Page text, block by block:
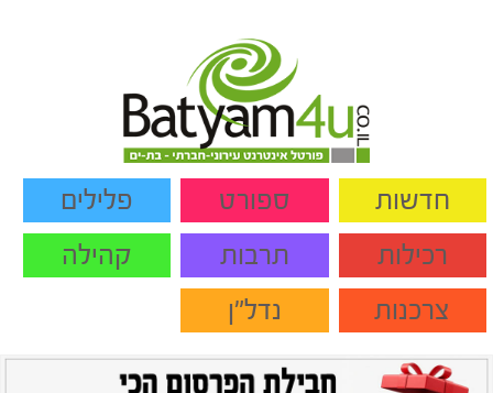
חדשות ספורט
פלילים
רכילות
תרבות
קהילה
צרכנות
נדל"ן